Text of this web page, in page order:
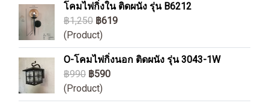
โคมไฟกิ่งใน ติดผนัง รุ่น B6212
฿1,250 ฿619
(Product)
O-โคมไฟกิ่งนอก ติดผนัง รุ่น 3043-1W
฿990 ฿590
(Product)